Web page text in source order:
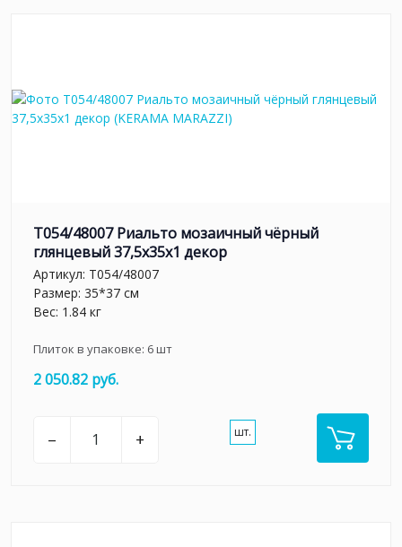
T054/48007 Риальто мозаичный чёрный
глянцевый 37,5x35x1 декор
Артикул: T054/48007
Размер: 35*37 см
Вес: 1.84 кг
Плиток в упаковке: 6шт
2 050.82 руб.
– + шт.